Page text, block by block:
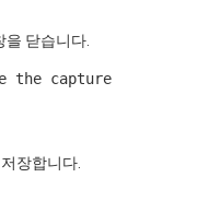
닫습니다.
the capture
장합니다.